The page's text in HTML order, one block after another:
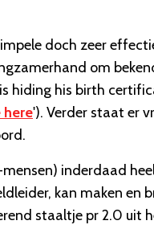
doch zeer
om
hiding his birth
here'). Verder staat er
inderdaad
kan maken en
staaltje pr 2.0 uit